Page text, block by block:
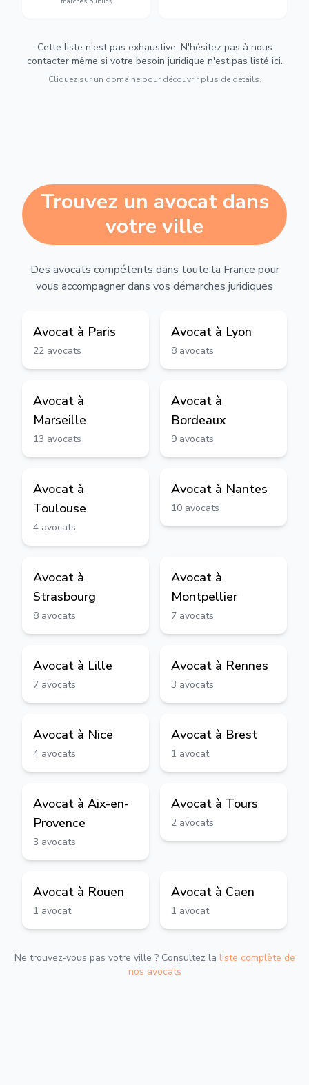
Cette liste n'est pas exhaustive. N'hésitez pas à nous
contacter même si votre besoin juridique n'est pas listé ici.
Cliquez sur un domaine pour découvrir plus de détails.
Trouvez un avocat dans
votre ville
Des avocats compétents dans toute la France pour
vous accompagner dans vos démarches juridiques
Avocat à Paris
22 avocats
Avocat à Lyon
8 avocats
Avocat à
Marseille
13 avocats
Avocat à
Bordeaux
9 avocats
Avocat à
Toulouse
4 avocats
Avocat à Nantes
10 avocats
Avocat à
Strasbourg
8 avocats
Avocat à
Montpellier
7 avocats
Avocat à Lille
7 avocats
Avocat à Rennes
3 avocats
Avocat à Nice
4 avocats
Avocat à Brest
1 avocat
Avocat à Aix-en-
Provence
3 avocats
Avocat à Tours
2 avocats
Avocat à Rouen
1 avocat
Avocat à Caen
1 avocat
Ne trouvez-vous pas votre ville ? Consultez la liste complète de
nos avocats